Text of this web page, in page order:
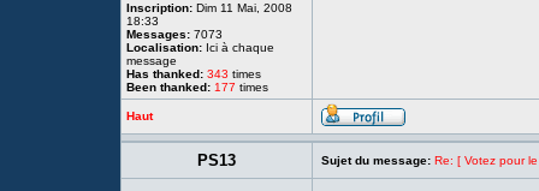
Inscription: Dim 11 Mai, 2008
18:33
Messages: 7073
Localisation: Ici à chaque
message
Has thanked: 343 times
Been thanked: 177 times
Haut
PS13 Sujet du message: Re: [ Votez pour